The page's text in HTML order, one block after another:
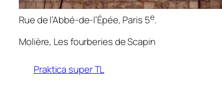
Rue de l’Abbé-de-l’Épée, Paris 5e.
Molière, Les fourberies de Scapin
Praktica super TL